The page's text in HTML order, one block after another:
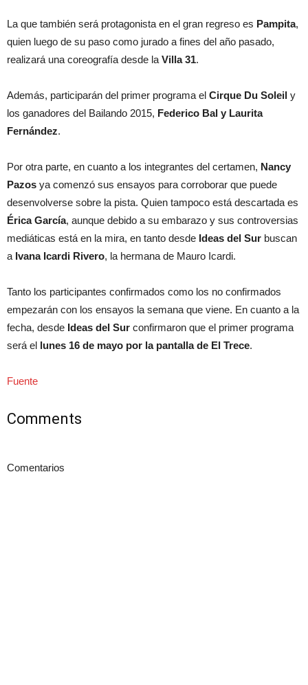
La que también será protagonista en el gran regreso es Pampita,
quien luego de su paso como jurado a fines del año pasado,
realizará una coreografía desde la Villa 31.
Además, participarán del primer programa el Cirque Du Soleil y
los ganadores del Bailando 2015, Federico Bal y Laurita
Fernández.
Por otra parte, en cuanto a los integrantes del certamen, Nancy
Pazos ya comenzó sus ensayos para corroborar que puede
desenvolverse sobre la pista. Quien tampoco está descartada es
Érica García, aunque debido a su embarazo y sus controversias
mediáticas está en la mira, en tanto desde Ideas del Sur buscan
a Ivana Icardi Rivero, la hermana de Mauro Icardi.
Tanto los participantes confirmados como los no confirmados
empezarán con los ensayos la semana que viene. En cuanto a la
fecha, desde Ideas del Sur confirmaron que el primer programa
será el lunes 16 de mayo por la pantalla de El Trece.
Fuente
Comments
Comentarios